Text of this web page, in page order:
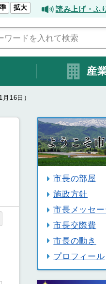
拡大 読み上げ・ふ
産
16日）
市長の部屋
施政方針
市長メッセー
市長交際費
市長の動き
プロフィール